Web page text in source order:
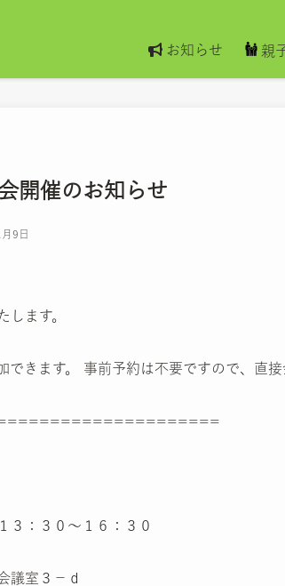
お知らせ 親
開催のお知らせ
9日
します。
できます。 事前予約は不要ですので、直接
：３０～１６：３０
議室３－ｄ